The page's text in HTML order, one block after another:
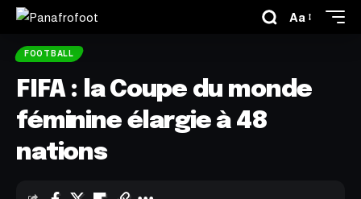
Aa
FOOTBALL
FIFA : la Coupe du monde
féminine élargie à 48
nations